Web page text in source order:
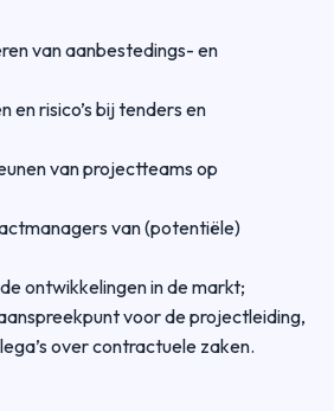
van aanbestedings- en
en risico’s bij tenders en
van projectteams op
van (potentiële)
ontwikkelingen in de markt;
voor de projectleiding,
over contractuele zaken.